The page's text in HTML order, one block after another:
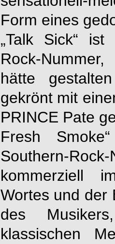
Form eines
„Talk Sick“
Rock-
hätte
gekrönt mit
PRINCE Pate
Fresh
Southern-
kommerziell
Wortes und der
des
klassischen